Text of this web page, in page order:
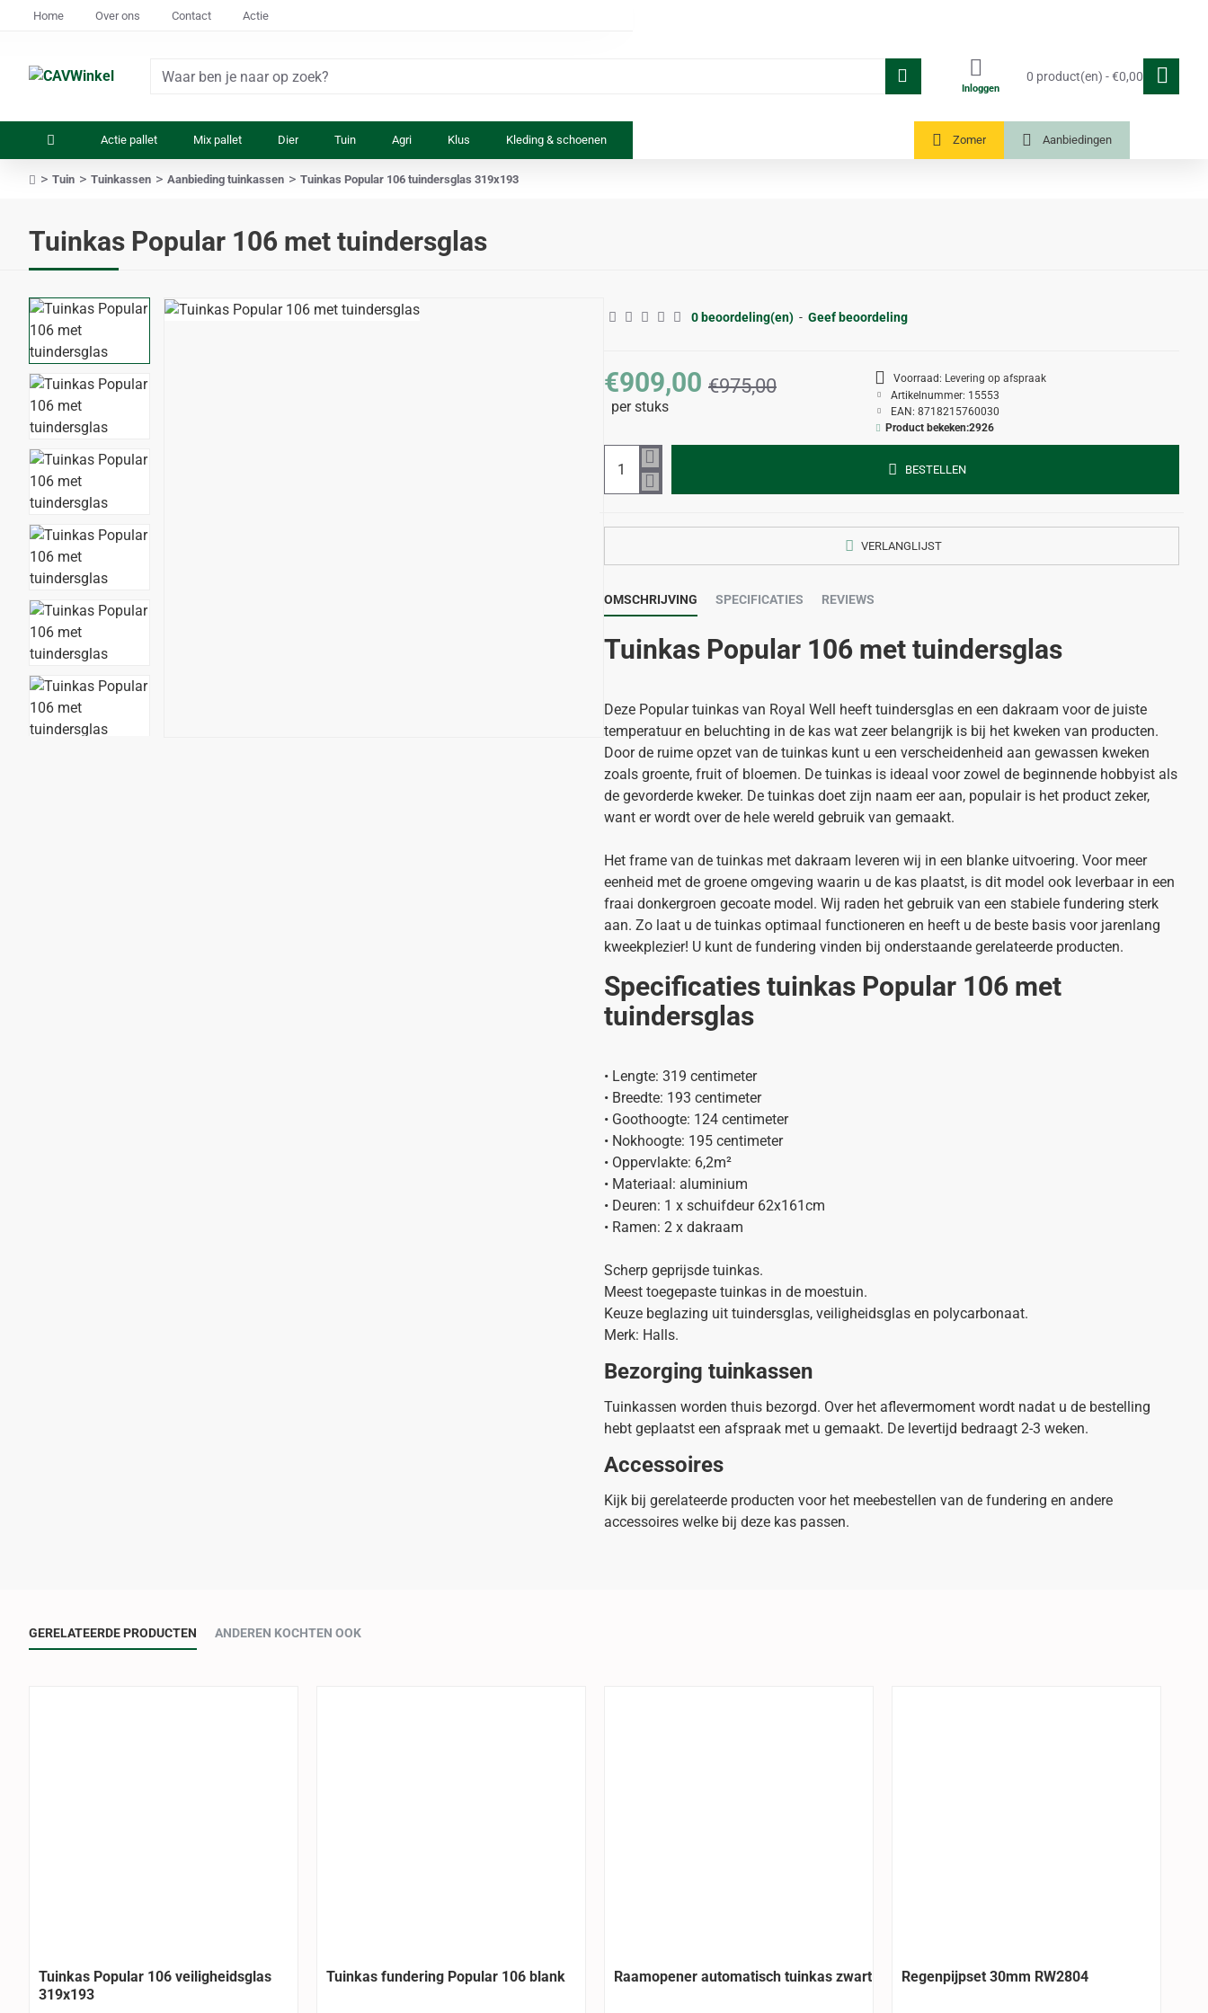
Home Over ons Contact Actie
Waar
Inloggen
0 product(en) - €0,00
Actie pallet Mix pallet Dier Tuin Agri Klus Kleding & schoenen Zomer Aanbiedingen
Tuinkas Popular 106 met tuindersglas
Tuin Tuinkassen Aanbieding tuinkassen Tuinkas Popular 106 tuindersglas 319x193
0 beoordeling(en) - Geef beoordeling
€909,00 €975,00
per stuks
Voorraad: Levering op afspraak
Artikelnummer: 15553
EAN: 8718215760030
Product bekeken:2926
BESTELLEN
VERLANGLIJST
OMSCHRIJVING SPECIFICATIES REVIEWS
Tuinkas Popular 106 met tuindersglas
Deze Popular tuinkas van Royal Well heeft tuindersglas en een dakraam voor de juiste
temperatuur en beluchting in de kas wat zeer belangrijk is bij het kweken van producten.
Door de ruime opzet van de tuinkas kunt u een verscheidenheid aan gewassen kweken
zoals groente, fruit of bloemen. De tuinkas is ideaal voor zowel de beginnende hobbyist als
de gevorderde kweker. De tuinkas doet zijn naam eer aan, populair is het product zeker,
want er wordt over de hele wereld gebruik van gemaakt.
Het frame van de tuinkas met dakraam leveren wij in een blanke uitvoering. Voor meer
eenheid met de groene omgeving waarin u de kas plaatst, is dit model ook leverbaar in een
fraai donkergroen gecoate model. Wij raden het gebruik van een stabiele fundering sterk
aan. Zo laat u de tuinkas optimaal functioneren en heeft u de beste basis voor jarenlang
kweekplezier! U kunt de fundering vinden bij onderstaande gerelateerde producten.
Specificaties tuinkas Popular 106 met
tuindersglas
• Lengte: 319 centimeter
• Breedte: 193 centimeter
• Goothoogte: 124 centimeter
• Nokhoogte: 195 centimeter
• Oppervlakte: 6,2m²
• Materiaal: aluminium
• Deuren: 1 x schuifdeur 62x161cm
• Ramen: 2 x dakraam
Scherp geprijsde tuinkas.
Meest toegepaste tuinkas in de moestuin.
Keuze beglazing uit tuindersglas, veiligheidsglas en polycarbonaat.
Merk: Halls.
Bezorging tuinkassen
Tuinkassen worden thuis bezorgd. Over het aflevermoment wordt nadat u de bestelling
hebt geplaatst een afspraak met u gemaakt. De levertijd bedraagt 2-3 weken.
Accessoires
Kijk bij gerelateerde producten voor het meebestellen van de fundering en andere
accessoires welke bij deze kas passen.
GERELATEERDE PRODUCTEN ANDEREN KOCHTEN OOK
Tuinkas Popular 106 veiligheidsglas
319x193
Tuinkas fundering Popular 106 blank Raamopener automatisch tuinkas zwart Regenpijpset 30mm RW2804